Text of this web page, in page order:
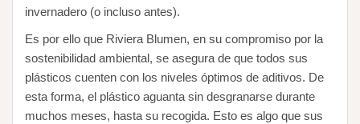
invernadero (o incluso antes).
Es por ello que Riviera Blumen, en su compromiso por la
sostenibilidad ambiental, se asegura de que todos sus
plásticos cuenten con los niveles óptimos de aditivos. De
esta forma, el plástico aguanta sin desgranarse durante
muchos meses, hasta su recogida. Esto es algo que sus